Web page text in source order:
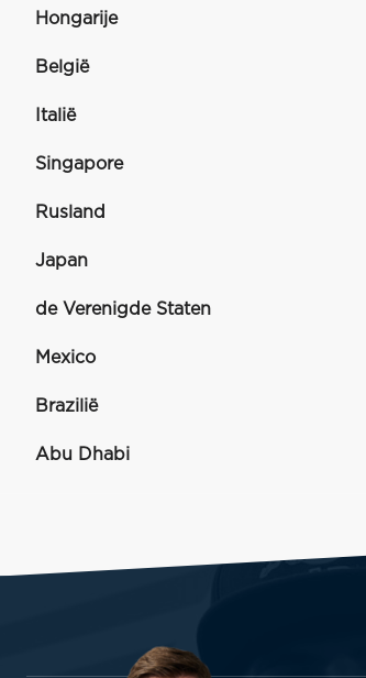
Hongarije
België
Italië
Singapore
Rusland
Japan
de Verenigde Staten
Mexico
Brazilië
Abu Dhabi